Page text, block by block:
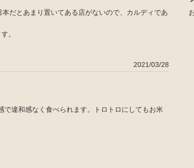
だとあまり置いてある店がないので、カルディであ
。
2021/03/28
で違和感なく食べられます。トロトロにしてもお米